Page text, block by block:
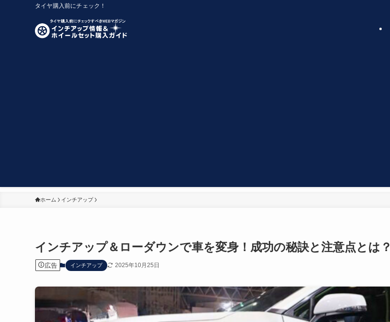
タイヤ購入前にチェック！
ホーム インチアップ
インチアップ＆ローダウンで車を変身！成功の秘訣と注意点とは？
広告 インチアップ 2025年10月25日